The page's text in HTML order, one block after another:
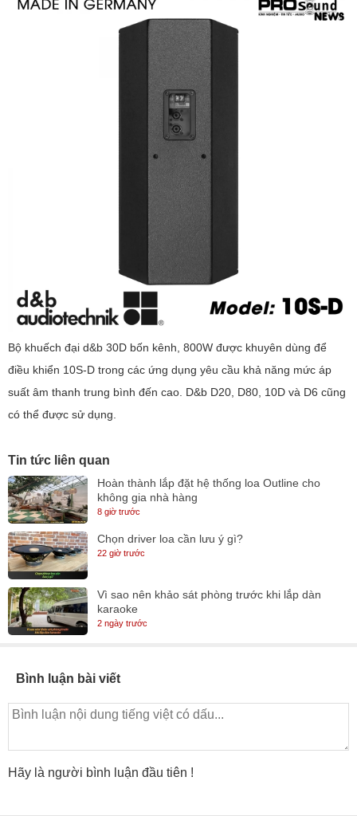
Bộ khuếch đại d&b 30D bốn kênh, 800W được khuyên dùng để
điều khiển 10S-D trong các ứng dụng yêu cầu khả năng mức áp
suất âm thanh trung bình đến cao. D&b D20, D80, 10D và D6 cũng
có thể được sử dụng.
Tin tức liên quan
Hoàn thành lắp đặt hệ thống loa Outline cho
không gia nhà hàng
8 giờ trước
Chọn driver loa cần lưu ý gì?
22 giờ trước
Vì sao nên khảo sát phòng trước khi lắp dàn
karaoke
2 ngày trước
Bình luận bài viết
Hãy là người bình luận đầu tiên !